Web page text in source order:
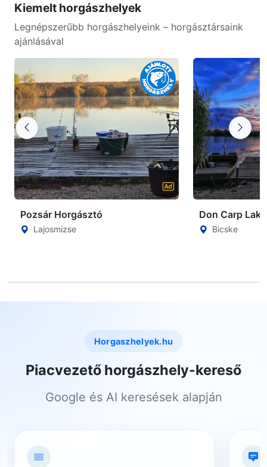
Kiemelt horgászhelyek
Legnépszerűbb horgászhelyeink – horgásztársaink
ajánlásával
Pozsár Horgásztó
Lajosmizse
Don Carp Lake
Bicske
Horgaszhelyek.hu
Piacvezető horgászhely-kereső
Google és AI keresések alapján